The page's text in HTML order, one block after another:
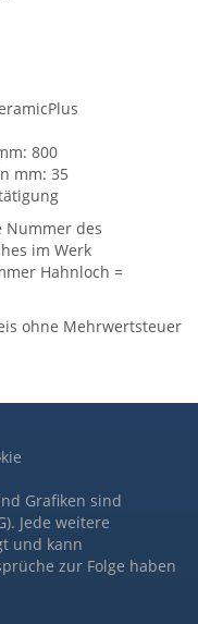
800
mm: 35
Nummer des
im Werk
Hahnloch =
ohne Mehrwertsteuer
Grafiken sind
Jede weitere
und kann
zur Folge haben